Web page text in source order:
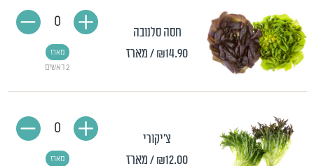
חסה סלנובה
₪14.90/ מארז
2 ראשים
מארז
0
צ'יקורי
₪12.00/ מארז מארז
0